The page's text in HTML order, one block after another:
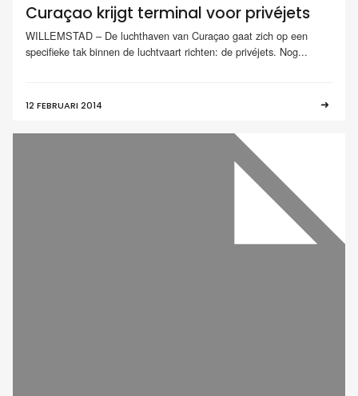
Curaçao krijgt terminal voor privéjets
WILLEMSTAD – De luchthaven van Curaçao gaat zich op een
specifieke tak binnen de luchtvaart richten: de privéjets. Nog...
12 FEBRUARI 2014